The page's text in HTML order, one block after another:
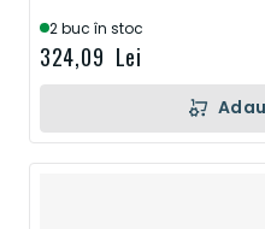
2 buc în stoc
324,09 Lei